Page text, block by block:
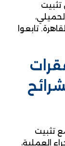
تابعوا
تثبيت
العملية،